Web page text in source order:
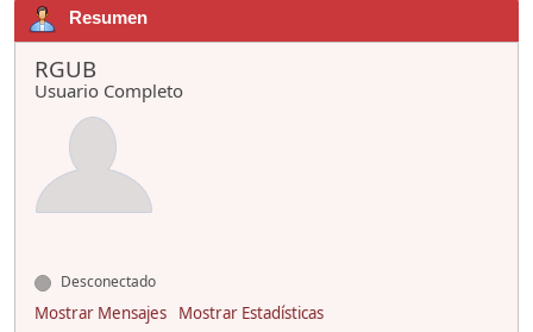
Resumen
RGUB
Usuario Completo
Desconectado
Mostrar Mensajes
Mostrar Estadísticas